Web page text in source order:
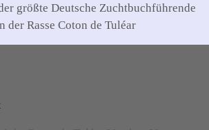
größte Deutsche Zuchtbuchführende
der Rasse Coton de Tuléar